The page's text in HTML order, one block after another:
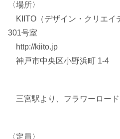
〈場所〉
KIITO（デザイン・クリエイ
301号室
http://kiito.jp
神戸市中央区小野浜町 1-4
三宮駅より、フラワーロード
〈定員〉